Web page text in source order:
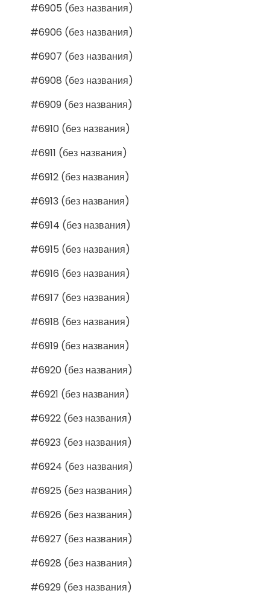
#6905 (без названия)
#6906 (без названия)
#6907 (без названия)
#6908 (без названия)
#6909 (без названия)
#6910 (без названия)
#6911 (без названия)
#6912 (без названия)
#6913 (без названия)
#6914 (без названия)
#6915 (без названия)
#6916 (без названия)
#6917 (без названия)
#6918 (без названия)
#6919 (без названия)
#6920 (без названия)
#6921 (без названия)
#6922 (без названия)
#6923 (без названия)
#6924 (без названия)
#6925 (без названия)
#6926 (без названия)
#6927 (без названия)
#6928 (без названия)
#6929 (без названия)